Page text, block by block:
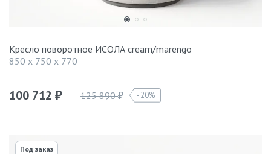
Кресло поворотное ИСОЛА cream/marengo
850 x 750 x 770
100 712 ₽ 125 890₽ 20%
Под заказ